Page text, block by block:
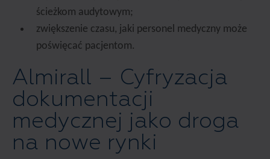
ścieżkom audytowym;
zwiększenie czasu, jaki personel medyczny może
poświęcać pacjentom.
Almirall – Cyfryzacja
dokumentacji
medycznej jako droga
na nowe rynki